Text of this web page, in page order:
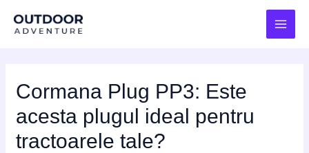
Cormana Plug PP3: Este
acesta plugul ideal pentru
tractoarele tale?
navigation